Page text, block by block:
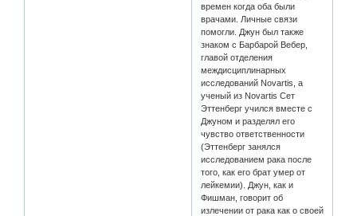
времен когда оба были
врачами. Личные связи
помогли. Джун был также
знаком с Барбарой Вебер,
главой отделения
междисциплинарных
исследований Novartis, а
ученый из Novartis Сет
Эттенберг учился вместе с
Джуном и разделял его
чувство ответственности
(Эттенберг занялся
исследованием рака после
того, как его брат умер от
лейкемии). Джун, как и
Фишман, говорит об
излечении от рака как о своей